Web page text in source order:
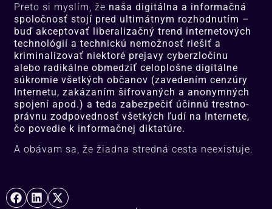
Preto si myslím, že naša digitálna a informačná
spoločnosť stojí pred ultimátnym rozhodnutím –
buď akceptovať liberalizačný trend internetových
technológií a technickú nemožnosť riešiť a
kriminalizovať niektoré prejavy cyberzločinu
alebo radikálne obmedziť celoplošne digitálne
súkromie všetkých občanov (zavedením cenzúry
Internetu, zakázaním šifrovaných a anonymných
spojení apod.) a teda zabezpečiť účinnú trestno-
právnu zodpovednosť všetkých ľudí na Internete,
čo povedie k informačnej diktatúre.
A obávam sa, že žiadna stredná cesta neexistuje.